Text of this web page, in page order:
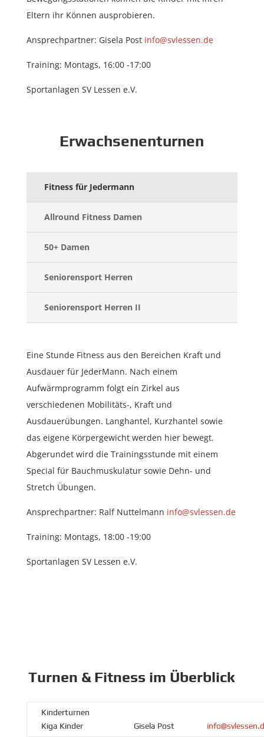
Eltern ihr Können ausprobieren.
Ansprechpartner: Gisela Post info@svlessen.de
Training: Montags, 16:00 -17:00
Sportanlagen SV Lessen e.V.
Erwachsenenturnen
Fitness für Jedermann
Allround Fitness Damen
50+ Damen
Seniorensport Herren
Seniorensport Herren II
Eine Stunde Fitness aus den Bereichen Kraft und
Ausdauer für JederMann. Nach einem
Aufwärmprogramm folgt ein Zirkel aus
verschiedenen Mobilitäts-, Kraft und
Ausdauerübungen. Langhantel, Kurzhantel sowie
das eigene Körpergewicht werden hier bewegt.
Abgerundet wird die Trainingsstunde mit einem
Special für Bauchmuskulatur sowie Dehn- und
Stretch Übungen.
Ansprechpartner: Ralf Nuttelmann info@svlessen.de
Training: Montags, 18:00 -19:00
Sportanlagen SV Lessen e.V.
Turnen & Fitness im Überblick
Kinderturnen
Kiga Kinder
Gisela Post